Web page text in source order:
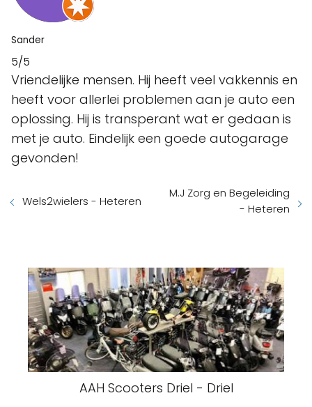
Sander
5/5
Vriendelijke mensen. Hij heeft veel vakkennis en
heeft voor allerlei problemen aan je auto een
oplossing. Hij is transperant wat er gedaan is
met je auto. Eindelijk een goede autogarage
gevonden!
Wels2wielers - Heteren
M.J Zorg en Begeleiding
- Heteren
AAH Scooters Driel - Driel